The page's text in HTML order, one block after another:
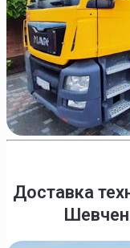
Доставка